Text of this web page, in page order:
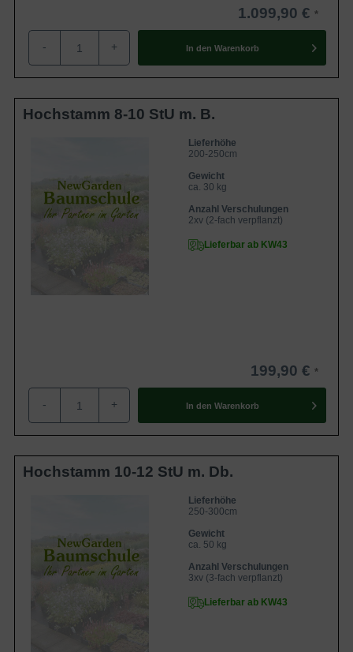
1.099,90 €
- + In den Warenkorb
Hochstamm 8-10 StU m. B.
Lieferhöhe
200-250cm
Gewicht
ca. 30 kg
Anzahl Verschulungen
2xv (2-fach verpflanzt)
Lieferbar ab KW43
199,90 €
- + In den Warenkorb
Hochstamm 10-12 StU m. Db.
Lieferhöhe
250-300cm
Gewicht
ca. 50 kg
Anzahl Verschulungen
3xv (3-fach verpflanzt)
Lieferbar ab KW43